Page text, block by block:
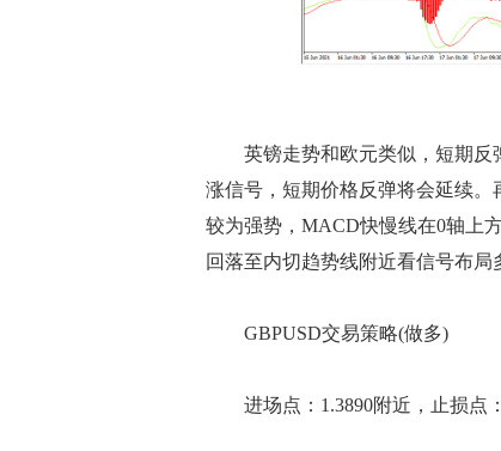
英镑走势和欧元类似，短期反
涨信号，短期价格反弹将会延续
较为强势，MACD快慢线在0轴上
回落至内切趋势线附近看信号布局
GBPUSD交易策略(做多)
进场点：1.3890附近，止损点：